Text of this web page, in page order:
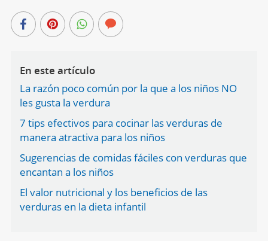
En este artículo
La razón poco común por la que a los niños NO
les gusta la verdura
7 tips efectivos para cocinar las verduras de
manera atractiva para los niños
Sugerencias de comidas fáciles con verduras que
encantan a los niños
El valor nutricional y los beneficios de las
verduras en la dieta infantil